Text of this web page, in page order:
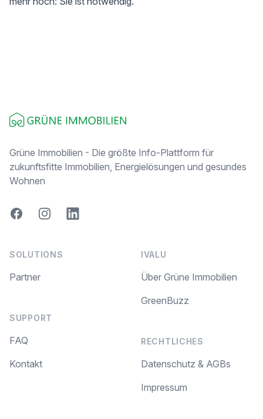
Grüne Immobilien - Die größte Info-Plattform für
zukunftsfitte Immobilien, Energielösungen und gesundes
Wohnen
FacebookInstagramLinkedIn
SOLUTIONS
Partner
SUPPORT
FAQ
Kontakt
IVALU
Über Grüne Immobilien
GreenBuzz
RECHTLICHES
Datenschutz & AGBs
Impressum